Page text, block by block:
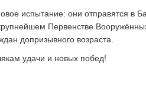
испытание: они отправятся в
Первенстве
допризывного возраста.
удачи и новых побед!